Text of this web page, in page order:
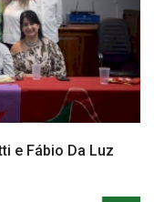
e Fábio Da Luz